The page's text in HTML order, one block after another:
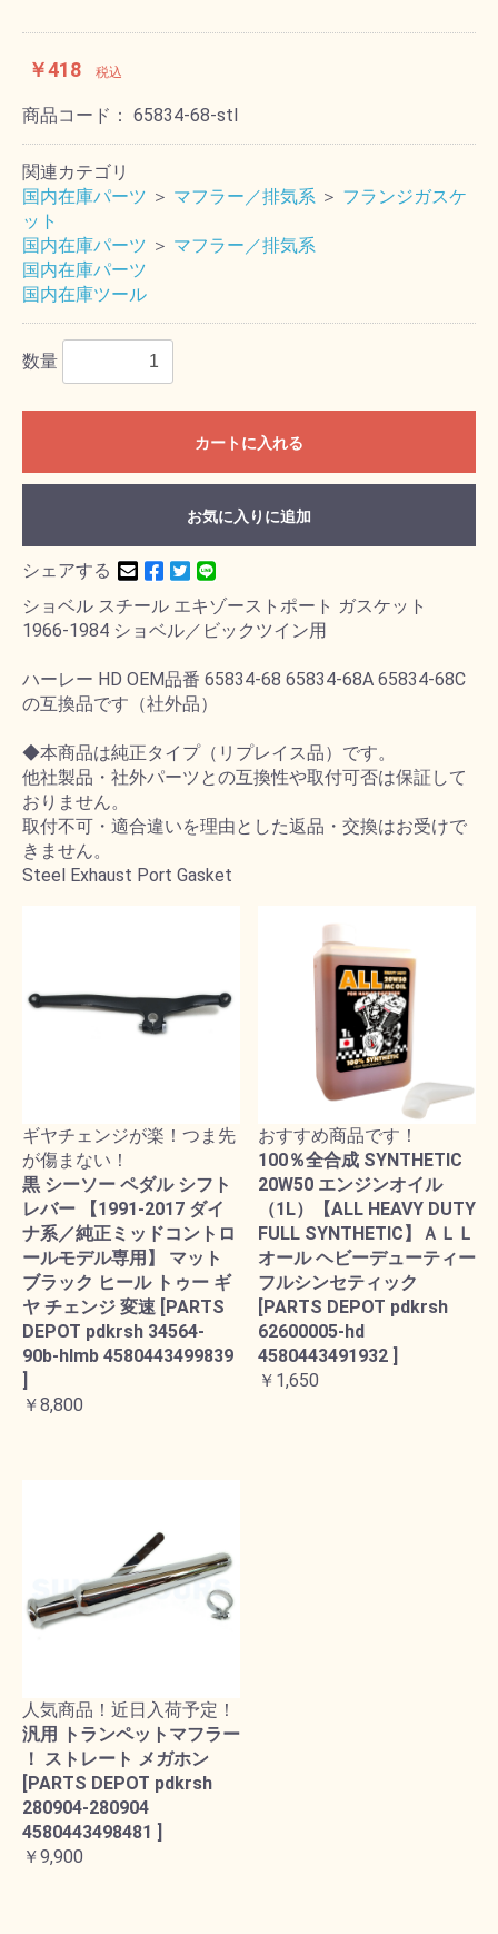
￥418 税込
商品コード： 65834-68-stl
関連カテゴリ
国内在庫パーツ ＞ マフラー／排気系 ＞ フランジガスケ
ット
国内在庫パーツ ＞ マフラー／排気系
国内在庫パーツ
国内在庫ツール
数量
カートに入れる
お気に入りに追加
シェアする
ショベル スチール エキゾーストポート ガスケット
1966-1984 ショベル／ビックツイン用
ハーレー HD OEM品番 65834-68 65834-68A 65834-68C
の互換品です（社外品）
◆本商品は純正タイプ（リプレイス品）です。
他社製品・社外パーツとの互換性や取付可否は保証して
おりません。
取付不可・適合違いを理由とした返品・交換はお受けで
きません。
Steel Exhaust Port Gasket
ギヤチェンジが楽！つま先
が傷まない！
黒 シーソー ペダル シフト
レバー 【1991-2017 ダイ
ナ系／純正ミッドコントロ
ールモデル専用】 マット
ブラック ヒール トゥー ギ
ヤ チェンジ 変速 [PARTS
DEPOT pdkrsh 34564-
90b-hlmb 4580443499839
]
￥8,800
おすすめ商品です！
100％全合成 SYNTHETIC
20W50 エンジンオイル
（1L）【ALL HEAVY DUTY
FULL SYNTHETIC】ＡＬＬ
オール ヘビーデューティー
フルシンセティック
[PARTS DEPOT pdkrsh
62600005-hd
4580443491932 ]
￥1,650
人気商品！近日入荷予定！
汎用 トランペットマフラー
！ ストレート メガホン
[PARTS DEPOT pdkrsh
280904-280904
4580443498481 ]
￥9,900